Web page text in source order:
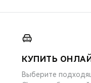
КУПИТЬ
Выберите